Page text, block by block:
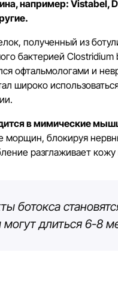
например: Vistabel,
полученный из
бактерией Clostridium
офтальмологами и
широко
в мимические
морщин, блокируя
разглаживает
ботокса
могут длиться 6-8